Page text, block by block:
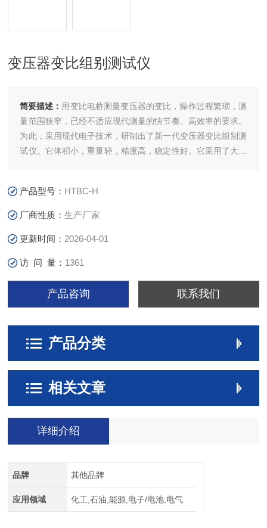
变压器变比组别测试仪
简要描述： 用变比电桥测量变压器的变比，操作过程繁琐，测
量范围狭窄，已经不适应现代测量的快节奏、高效率的要求。
为此，采用现代电子技术，研制出了新一代变压器变比组别测
试仪。它体积小，重量轻，精度高，稳定性好。它采用了大屏
产品型号： HTBC-H
厂商性质：生产厂家
更新时间： 2026-04-01
访 问 量： 1361
产品咨询 联系我们
产品分类
相关文章
详细介绍
品牌 其他品牌
应用领域 化工,石油,能源,电子/电池,电气